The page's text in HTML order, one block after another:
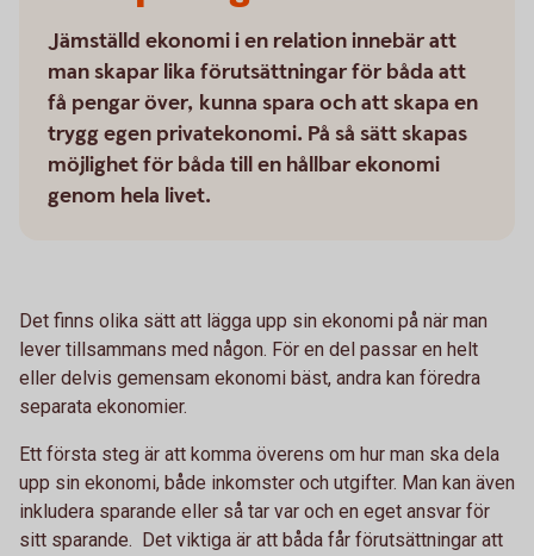
Jämställd ekonomi i en relation innebär att
man skapar lika förutsättningar för båda att
få pengar över, kunna spara och att skapa en
trygg egen privatekonomi. På så sätt skapas
möjlighet för båda till en hållbar ekonomi
genom hela livet.
Det finns olika sätt att lägga upp sin ekonomi på när man
lever tillsammans med någon. För en del passar en helt
eller delvis gemensam ekonomi bäst, andra kan föredra
separata ekonomier.
Ett första steg är att komma överens om hur man ska dela
upp sin ekonomi, både inkomster och utgifter. Man kan även
inkludera sparande eller så tar var och en eget ansvar för
sitt sparande. Det viktiga är att båda får förutsättningar att